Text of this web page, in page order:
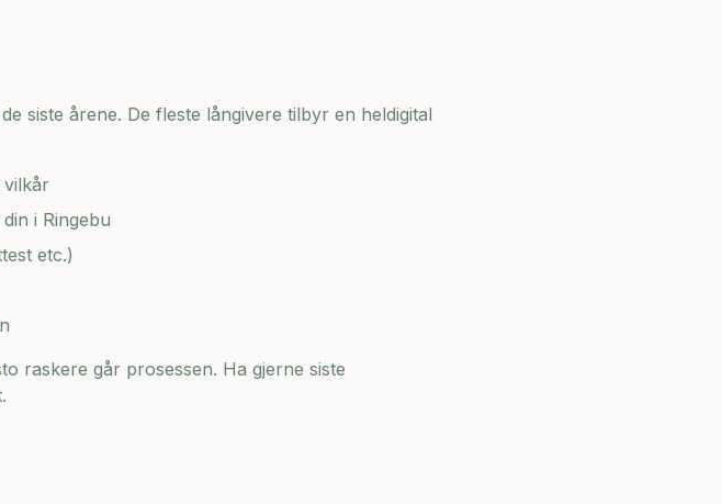
siste årene. De fleste långivere tilbyr en heldigital
i Ringebu
etc.)
raskere går prosessen. Ha gjerne siste